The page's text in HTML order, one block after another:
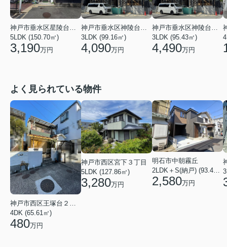
5LDK (150.70㎡)
3,190万円
3LDK (99.16㎡)
4,090万円
3LDK (95.43㎡)
4,490万円
よく見られている物件
神戸市西区王塚台２丁目
4DK (65.61㎡)
480万円
神戸市西区宮下３丁目
5LDK (127.86㎡)
3,280万円
明石市中朝霧丘
2LDK＋S(納戸) (93.42㎡)
2,580万円